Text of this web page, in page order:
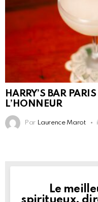
HARRY’S BAR
L’HONNEUR
Par Laurence Marot
NEWSLETTER
Le
spiritueux,